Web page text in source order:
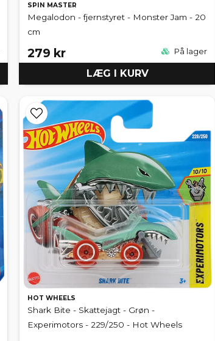
SPIN MASTER
Megalodon - fjernstyret - Monster Jam - 20
cm
279 kr På lager
LÆG I KURV
HOT WHEELS
Shark Bite - Skattejagt - Grøn -
Experimotors - 229/250 - Hot Wheels